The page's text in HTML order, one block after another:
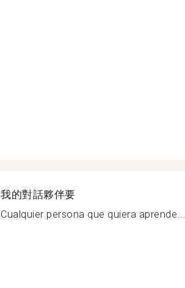
我的對話夥伴要
Cualquier persona que quiera aprende...